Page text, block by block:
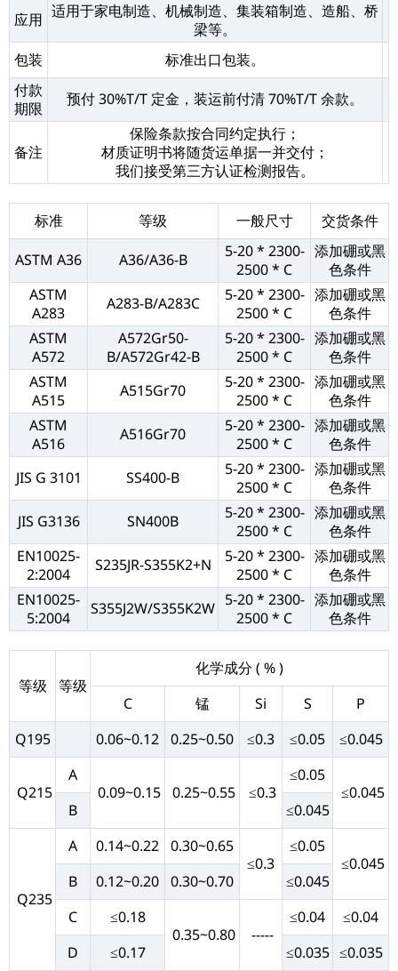
应用 适用于家电制造、机械制造、集装箱制造、造船、桥
梁等。
包装
标准出口包装。
付款
期限
预付 30%T/T 定金，装运前付清 70%T/T 余款。
备注
保险条款按合同约定执行；
材质证明书将随货运单据一并交付；
我们接受第三方认证检测报告。
标准 等级 一般尺寸
交货条件
ASTM A36
A36/A36-B
5-20 * 2300-
2500 * C
添加硼或黑
色条件
ASTM
A283
A283-B/A283C
5-20 * 2300-
2500 * C
添加硼或黑
色条件
ASTM
A572
A572Gr50-
B/A572Gr42-B
5-20 * 2300-
2500 * C
添加硼或黑
色条件
ASTM
A515
A515Gr70
5-20 * 2300-
2500 * C
添加硼或黑
色条件
ASTM
A516
A516Gr70
5-20 * 2300-
2500 * C
添加硼或黑
色条件
JIS G 3101
SS400-B
5-20 * 2300-
2500 * C
添加硼或黑
色条件
JIS G3136
SN400B
5-20 * 2300-
2500 * C
添加硼或黑
色条件
EN10025-
2:2004
S235JR-S355K2+N
5-20 * 2300-
2500 * C
添加硼或黑
色条件
EN10025-
5:2004
S355J2W/S355K2W 5-20 * 2300-
2500 * C
添加硼或黑
色条件
等级 等级
化学成分 ( % )
C
锰 Si S
P
Q195
0.06~0.12 0.25~0.50 ≤0.3 ≤0.05 ≤0.045
Q215
A
0.09~0.15 0.25~0.55 ≤0.3
≤0.05
≤0.045
B
≤0.045
Q235
A 0.14~0.22 0.30~0.65
≤0.3
≤0.05
≤0.045
B
0.12~0.20 0.30~0.70
≤0.045
C
≤0.18
0.35~0.80
-----
≤0.04
≤0.04
D
≤0.17 ≤0.035 ≤0.035